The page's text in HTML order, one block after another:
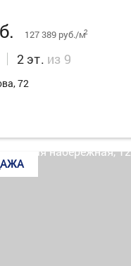
127 389 руб./м2
2 эт. из 9
72